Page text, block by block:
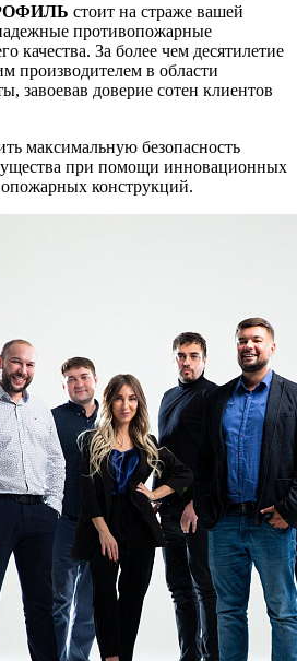
стоит на страже вашей
противопожарные
качества. За более чем десятилетие
производителем в области
завоевав доверие сотен клиентов
максимальную безопасность
при помощи инновационных
конструкций.